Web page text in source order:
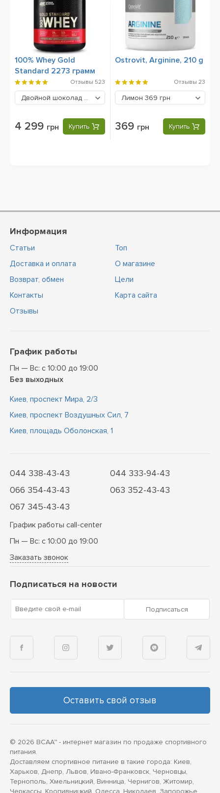
100% Whey Gold
Standard 2273 грамм
Отзывы 523
Двойной шоколад
4299 грн
4 299 грн Купить
Ostrovit, Arginine, 210 g
Отзывы 23
Лимон 369 грн
369 грн Купить
Информация
Статьи
Доставка и оплата
Возврат, обмен
Контакты
Отзывы
Топ
О магазине
Цели
Карта сайта
График работы
Пн — Вс: с 10:00 до 19:00
Без выходных
Киев, проспект Мира, 2/3
Киев, проспект Воздушных Сил, 7
Киев, площадь Оболонская, 1
044 338-43-43
044 333-94-43
066 354-43-43
063 352-43-43
067 345-43-43
График работы call-center
Пн — Вс: с 10:00 до 19:00
Заказать звонок
Подписаться на новости
Введите свой e-mail Подписаться
Оставить свой отзыв
© 2026 BCAA™ - интернет магазин по продаже спортивного
питания.
Доставляем спортивное питание в такие города: Киев,
Харьков, Днепр, Львов, Ивано-Франковск, Черновцы,
Тернополь, Хмельницкий, Винница, Чернигов, Житомир,
Черкассы, Кропивницкий, Одесса, Николаев, Запорожье,